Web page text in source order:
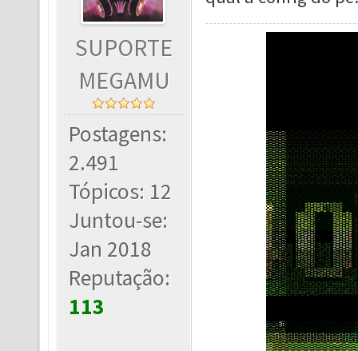
SUPORTE
MEGAMU
Postagens:
2.491
Tópicos: 12
Juntou-se:
Jan 2018
Reputação:
113